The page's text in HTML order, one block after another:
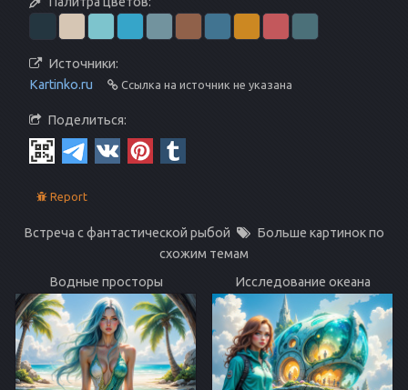
Источники:
Kartinko.ru
Ссылка на источник не указана
Поделиться:
Report
Встреча с фантастической рыбой
Больше картинок по
схожим темам
Водные просторы
Исследование океана